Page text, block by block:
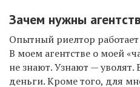
Зачем нужны
Опытный риелтор работает
В моем агентстве о моей
не знают. Узнают — уволят.
деньги. Кроме того, для